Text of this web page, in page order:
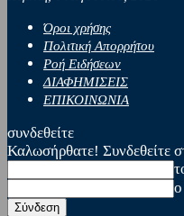
Όροι χρήσης
Πολιτική Απορρήτου
Ροή Ειδήσεων
ΔΙΑΦΗΜΙΣΕΙΣ
ΕΠΙΚΟΙΝΩΝΙΑ
συνδεθείτε
Καλωσήρθατε! Συνδεθείτε